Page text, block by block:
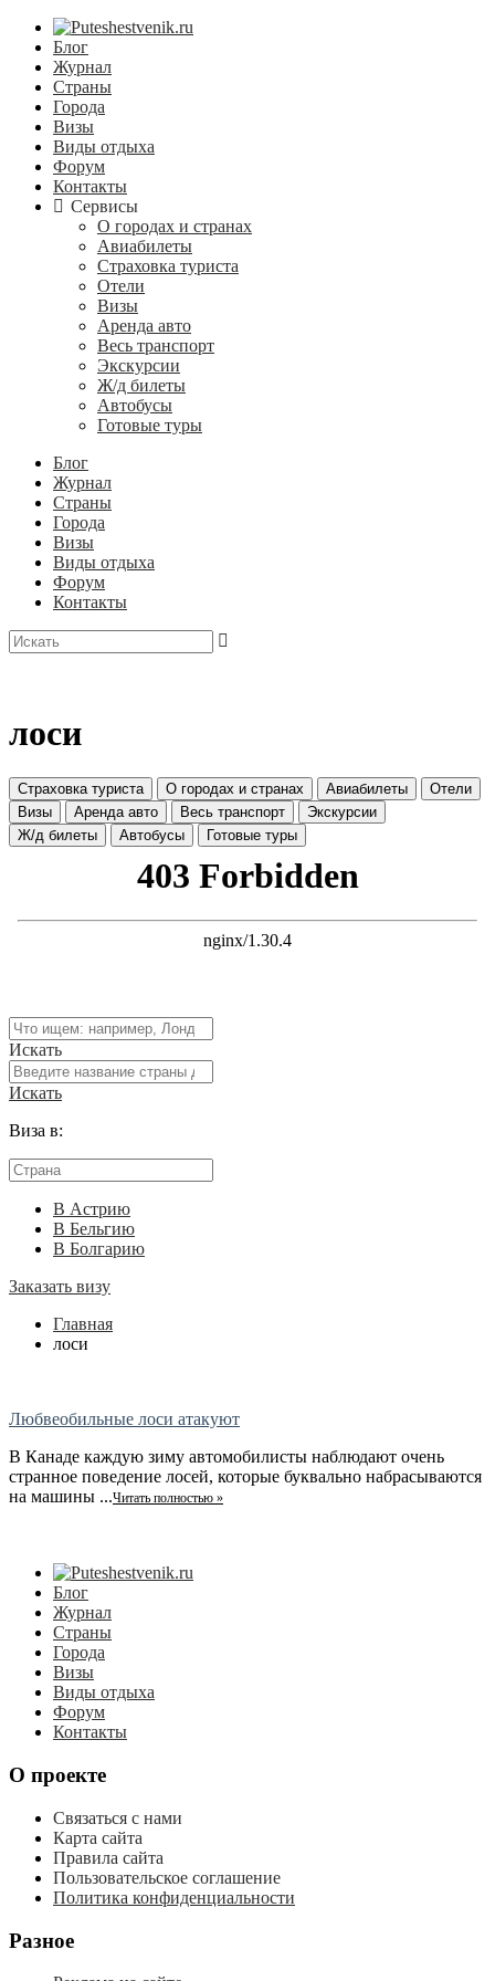
Блог
Журнал
Страны
Города
Визы
Виды отдыха
Форум
Контакты
Сервисы
О городах и странах
Авиабилеты
Страховка туриста
Отели
Визы
Аренда авто
Весь транспорт
Экскурсии
Ж/д билеты
Автобусы
Готовые туры
Блог
Журнал
Страны
Города
Визы
Виды отдыха
Форум
Контакты
лоси
Страховка туриста О городах и странах Авиабилеты
Отели
Визы
Аренда авто Весь транспорт
Экскурсии
Ж/д билеты
Автобусы Готовые туры
Искать
Искать
Виза в:
В Астрию
В Бельгию
В Болгарию
Заказать визу
Главная
лоси
Любвеобильные лоси атакуют
В Канаде каждую зиму автомобилисты наблюдают очень
странное поведение лосей, которые буквально набрасываются
на машины ...Читать полностью »
Блог
Журнал
Страны
Города
Визы
Виды отдыха
Форум
Контакты
О проекте
Связаться с нами
Карта сайта
Правила сайта
Пользовательское соглашение
Политика конфиденциальности
Разное